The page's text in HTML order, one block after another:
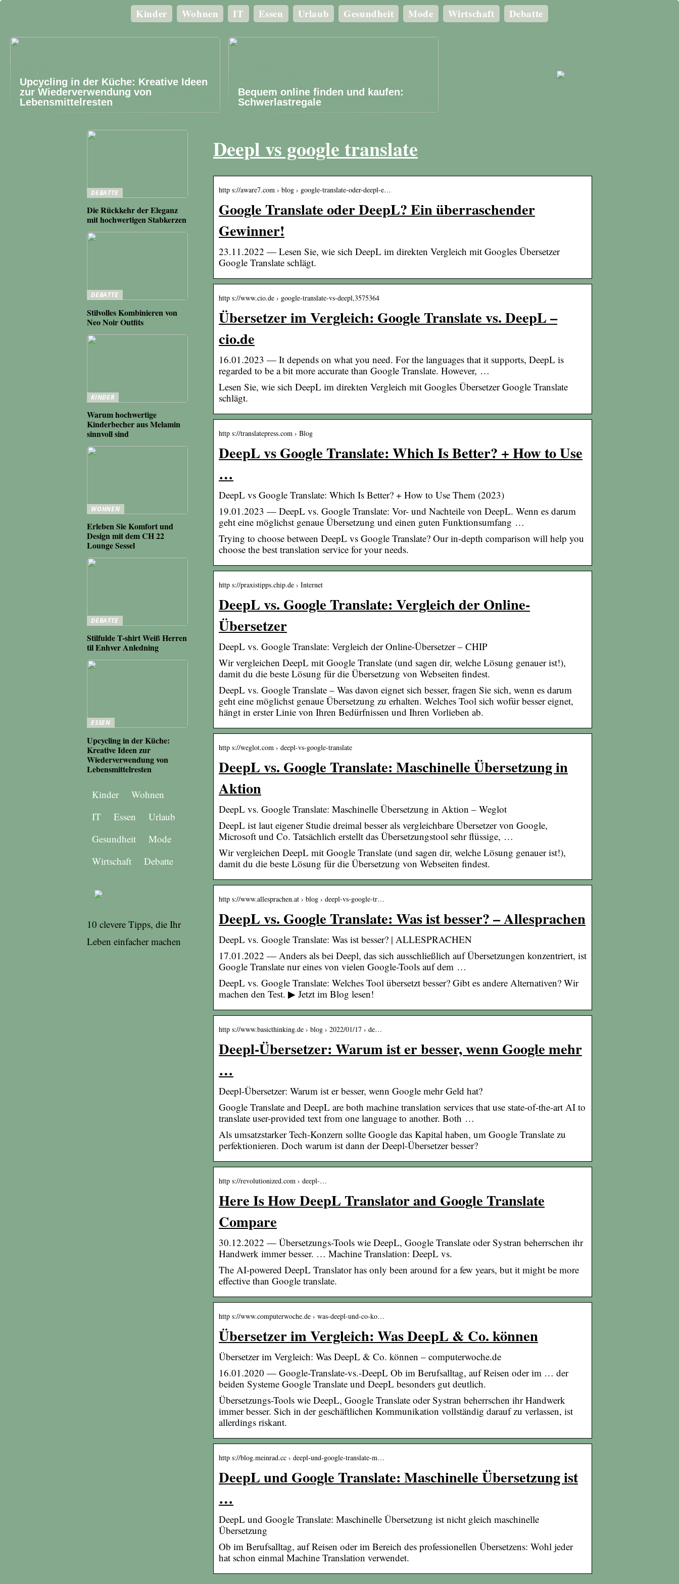
Kinder Wohnen IT Essen Urlaub Gesundheit Mode Wirtschaft Debatte
Upcycling in der Küche: Kreative Ideen
zur Wiederverwendung von
Lebensmittelresten
Bequem online finden und kaufen:
Schwerlastregale
Deepl vs google translate
http s://aware7.com › blog › google-translate-oder-deepl-e…
Google Translate oder DeepL? Ein überraschender
Gewinner!
23.11.2022 — Lesen Sie, wie sich DeepL im direkten Vergleich mit Googles Übersetzer
Google Translate schlägt.
http s://www.cio.de › google-translate-vs-deepl,3575364
Übersetzer im Vergleich: Google Translate vs. DeepL –
cio.de
16.01.2023 — It depends on what you need. For the languages that it supports, DeepL is
regarded to be a bit more accurate than Google Translate. However, …
Lesen Sie, wie sich DeepL im direkten Vergleich mit Googles Übersetzer Google Translate
schlägt.
http s://translatepress.com › Blog
DeepL vs Google Translate: Which Is Better? + How to Use
…
DeepL vs Google Translate: Which Is Better? + How to Use Them (2023)
19.01.2023 — DeepL vs. Google Translate: Vor- und Nachteile von DeepL. Wenn es darum
geht eine möglichst genaue Übersetzung und einen guten Funktionsumfang …
Trying to choose between DeepL vs Google Translate? Our in-depth comparison will help you
choose the best translation service for your needs.
http s://praxistipps.chip.de › Internet
DeepL vs. Google Translate: Vergleich der Online-
Übersetzer
DeepL vs. Google Translate: Vergleich der Online-Übersetzer – CHIP
Wir vergleichen DeepL mit Google Translate (und sagen dir, welche Lösung genauer ist!),
damit du die beste Lösung für die Übersetzung von Webseiten findest.
DeepL vs. Google Translate – Was davon eignet sich besser, fragen Sie sich, wenn es darum
geht eine möglichst genaue Übersetzung zu erhalten. Welches Tool sich wofür besser eignet,
hängt in erster Linie von Ihren Bedürfnissen und Ihren Vorlieben ab.
http s://weglot.com › deepl-vs-google-translate
DeepL vs. Google Translate: Maschinelle Übersetzung in
Aktion
DeepL vs. Google Translate: Maschinelle Übersetzung in Aktion – Weglot
DeepL ist laut eigener Studie dreimal besser als vergleichbare Übersetzer von Google,
Microsoft und Co. Tatsächlich erstellt das Übersetzungstool sehr flüssige, …
Wir vergleichen DeepL mit Google Translate (und sagen dir, welche Lösung genauer ist!),
damit du die beste Lösung für die Übersetzung von Webseiten findest.
http s://www.allesprachen.at › blog › deepl-vs-google-tr…
DeepL vs. Google Translate: Was ist besser? – Allesprachen
DeepL vs. Google Translate: Was ist besser? | ALLESPRACHEN
17.01.2022 — Anders als bei Deepl, das sich ausschließlich auf Übersetzungen konzentriert, ist
Google Translate nur eines von vielen Google-Tools auf dem …
DeepL vs. Google Translate: Welches Tool übersetzt besser? Gibt es andere Alternativen? Wir
machen den Test. ▶ Jetzt im Blog lesen!
http s://www.basicthinking.de › blog › 2022/01/17 › de…
Deepl-Übersetzer: Warum ist er besser, wenn Google mehr
…
Deepl-Übersetzer: Warum ist er besser, wenn Google mehr Geld hat?
Google Translate and DeepL are both machine translation services that use state-of-the-art AI to
translate user-provided text from one language to another. Both …
Als umsatzstarker Tech-Konzern sollte Google das Kapital haben, um Google Translate zu
perfektionieren. Doch warum ist dann der Deepl-Übersetzer besser?
http s://revolutionized.com › deepl-…
Here Is How DeepL Translator and Google Translate
Compare
30.12.2022 — Übersetzungs-Tools wie DeepL, Google Translate oder Systran beherrschen ihr
Handwerk immer besser. … Machine Translation: DeepL vs.
The AI-powered DeepL Translator has only been around for a few years, but it might be more
effective than Google translate.
http s://www.computerwoche.de › was-deepl-und-co-ko…
Übersetzer im Vergleich: Was DeepL & Co. können
Übersetzer im Vergleich: Was DeepL & Co. können – computerwoche.de
16.01.2020 — Google-Translate-vs.-DeepL Ob im Berufsalltag, auf Reisen oder im … der
beiden Systeme Google Translate und DeepL besonders gut deutlich.
Übersetzungs-Tools wie DeepL, Google Translate oder Systran beherrschen ihr Handwerk
immer besser. Sich in der geschäftlichen Kommunikation vollständig darauf zu verlassen, ist
allerdings riskant.
http s://blog.meinrad.cc › deepl-und-google-translate-m…
DeepL und Google Translate: Maschinelle Übersetzung ist
…
DeepL und Google Translate: Maschinelle Übersetzung ist nicht gleich maschinelle
Übersetzung
Ob im Berufsalltag, auf Reisen oder im Bereich des professionellen Übersetzens: Wohl jeder
hat schon einmal Machine Translation verwendet.
DEBATTE
Die Rückkehr der Eleganz
mit hochwertigen Stabkerzen
DEBATTE
Stilvolles Kombinieren von
Neo Noir Outfits
KINDER
Warum hochwertige
Kinderbecher aus Melamin
sinnvoll sind
WOHNEN
Erleben Sie Komfort und
Design mit dem CH 22
Lounge Sessel
DEBATTE
Stilfulde T-shirt Weiß Herren
til Enhver Anledning
ESSEN
Upcycling in der Küche:
Kreative Ideen zur
Wiederverwendung von
Lebensmittelresten
Kinder
Wohnen
IT
Essen
Urlaub
Gesundheit
Mode
Wirtschaft
Debatte
10 clevere Tipps, die Ihr
Leben einfacher machen